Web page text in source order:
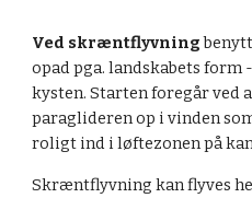
Ved skræntflyvning
opad pga. landskabets
kysten. Starten foregår
paraglideren op i vinden
roligt ind i løftezonen på
Skræntflyvning kan flyves